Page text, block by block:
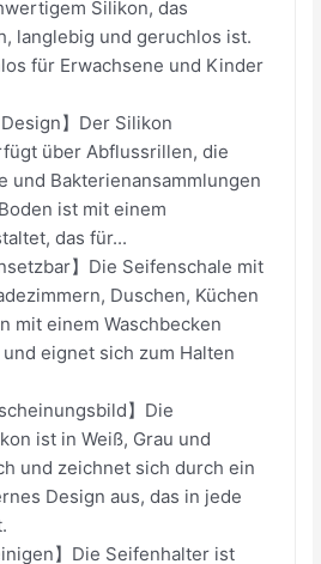
Silikon, das
langlebig und geruchlos ist.
für Erwachsene und Kinder
Design】Der Silikon
über Abflussrillen, die
und Bakterienansammlungen
ist mit einem
das für...
】Die Seifenschale mit
Duschen, Küchen
mit einem Waschbecken
eignet sich zum Halten
】Die
ist in Weiß, Grau und
und zeichnet sich durch ein
Design aus, das in jede
】Die Seifenhalter ist